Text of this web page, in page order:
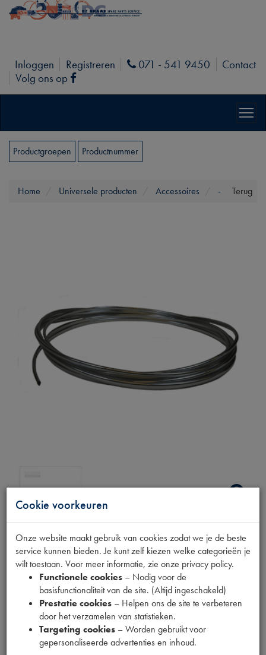
Inloggen Registreren Phone
071 - 541 9450
Contact
Volg ons op
Facebook
Productgroepen Productnummer
Terug
Home Universele producten Accessoires -
SIERLIJST
WATERGOOT
CHROOM
Productnummer
2540725
Cookie voorkeuren
Onze website maakt gebruik van cookies zodat we je de beste
service kunnen bieden. Je kunt zelf kiezen welke categorieën je
wilt toestaan. Voor meer informatie, zie onze privacy policy.
Functionele cookies – Nodig voor de
basisfunctionaliteit van de site. (Altijd ingeschakeld)
Prestatie cookies – Helpen ons de site te verbeteren
door het verzamelen van statistieken.
Targeting cookies – Worden gebruikt voor
gepersonaliseerde advertenties en inhoud.